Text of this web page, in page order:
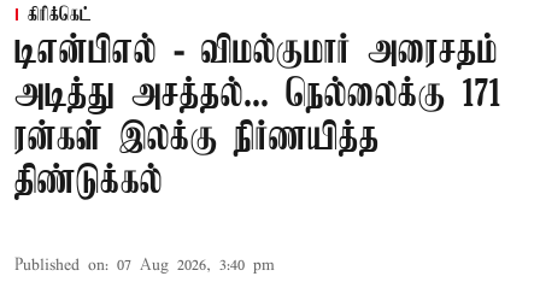
கிரிக்கெட்
டிஎன்பிஎல் - விமல்குமார் அரைசதம்
அடித்து அசத்தல்... நெல்லைக்கு 171
ரன்கள் இலக்கு நிர்ணயித்த
திண்டுக்கல்
Published on: 07 Aug 2026, 3:40 pm